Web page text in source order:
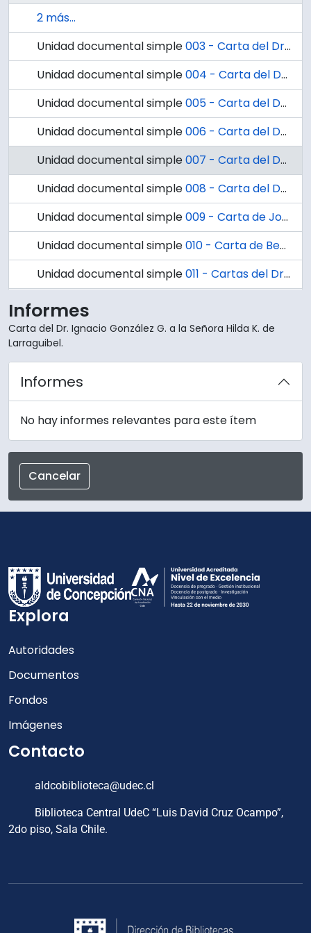
2 más...
Unidad documental simple003 - Carta del Dr. Ignacio González G. al Dr. José González.
Unidad documental simple004 - Carta del Dr. Ignacio González G. al Dr. Carlos Martínez.
Unidad documental simple005 - Carta del Dr. Ignacio González G. al Dr. Marcelino Varas.
Unidad documental simple006 - Carta del Dr. Ignacio González G. al Dr. Benjamin Horning.
Unidad documental simple007 - Carta del Dr. Ignacio González G. a la Señora Hilda K. de Larraguibel.
Unidad documental simple008 - Carta del Dr. José González al Dr. Abraham Horwitz Barak.
Unidad documental simple009 - Carta de John H. Janney al Dr. Ignacio González G.
Unidad documental simple010 - Carta de Benjamin G. Horning al Dr. Ignacio González G.
Unidad documental simple011 - Cartas del Dr. Ignacio González G. a los doctores Carlos Martínez y Raúl Hernández.
Informes
Carta del Dr. Ignacio González G. a la Señora Hilda K. de
Larraguibel.
Informes
No hay informes relevantes para este ítem
Cancelar
Explora
Autoridades
Documentos
Fondos
Imágenes
Contacto
aldcobiblioteca@udec.cl
Biblioteca Central UdeC “Luis David Cruz Ocampo”,
2do piso, Sala Chile.